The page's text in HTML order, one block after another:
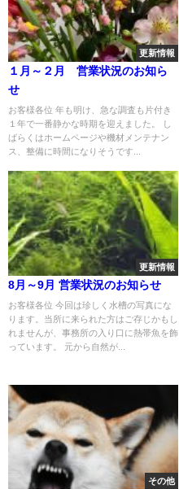
更新情報
１月～２月 営業状況のお知ら
せ
お客様各位 年も明け、急な調査も片付き
１年で一番静かな時期を迎えました。 し
ばらくはホームページや機材メンテナン
ス、整備に時間になりそうです...
更新情報
8月～9月 営業状況のお知らせ
お客様各位 今回は珍しく水槽の写真にな
ります。当所に来られた方はご存じかもし
れませんが、事務所の入り口に熱帯魚を飾
っています。 元から自然が...
その他